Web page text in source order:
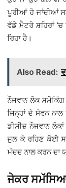
ਪੂਰੀਆਂ ਹੋ ਜਾਂਦੀਆਂ
ਵੱਡੇ ਮੈਟਰੋ ਸ਼ਹਿਰਾਂ ’ਚ
ਰਿਹਾ ਹੈ।
Also Read:
ਨੌਜਵਾਨ ਲੋਕ
ਜਿਨ੍ਹਾਂ ਦੇ ਸੇਵਨ
ਡੀਸੀਜ਼ ਨੌਜਵਾਨ
ਜੁਲ ਕੇ ਰਹਿਣ ਕੋਈ
ਮੱਦਦ ਨਾਲ ਕਰਨ ਦਾ
ਜੇਕਰ ਸਮੱਸਿਆ